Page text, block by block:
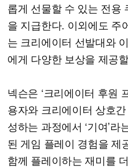
롭게 선물할 수 있는 전용
을 지급한다. 이외에도 주
는 크리에이터 선발대와
에게 다양한 보상을 제공
넥슨은 ‘크리에이터 후원
용자와 크리에이터 상호
성하는 과정에서 ‘기여’
된 게임 플레이 경험을 제
함께 플레이하는 재미를